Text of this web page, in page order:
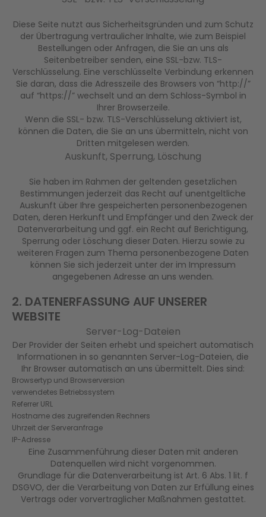
Diese Seite nutzt aus Sicherheitsgründen und zum Schutz
der Übertragung vertraulicher Inhalte, wie zum Beispiel
Bestellungen oder Anfragen, die Sie an uns als
Seitenbetreiber senden, eine SSL-bzw. TLS-
Verschlüsselung. Eine verschlüsselte Verbindung erkennen
Sie daran, dass die Adresszeile des Browsers von “http://”
auf “https://” wechselt und an dem Schloss-Symbol in
Ihrer Browserzeile.
Wenn die SSL- bzw. TLS-Verschlüsselung aktiviert ist,
können die Daten, die Sie an uns übermitteln, nicht von
Dritten mitgelesen werden.
Auskunft, Sperrung, Löschung
Sie haben im Rahmen der geltenden gesetzlichen
Bestimmungen jederzeit das Recht auf unentgeltliche
Auskunft über Ihre gespeicherten personenbezogenen
Daten, deren Herkunft und Empfänger und den Zweck der
Datenverarbeitung und ggf. ein Recht auf Berichtigung,
Sperrung oder Löschung dieser Daten. Hierzu sowie zu
weiteren Fragen zum Thema personenbezogene Daten
können Sie sich jederzeit unter der im Impressum
angegebenen Adresse an uns wenden.
2. DATENERFASSUNG AUF UNSERER
WEBSITE
Server-Log-Dateien
Der Provider der Seiten erhebt und speichert automatisch
Informationen in so genannten Server-Log-Dateien, die
Ihr Browser automatisch an uns übermittelt. Dies sind:
Browsertyp und Browserversion
verwendetes Betriebssystem
Referrer URL
Hostname des zugreifenden Rechners
Uhrzeit der Serveranfrage
IP-Adresse
Eine Zusammenführung dieser Daten mit anderen
Datenquellen wird nicht vorgenommen.
Grundlage für die Datenverarbeitung ist Art. 6 Abs. 1 lit. f
DSGVO, der die Verarbeitung von Daten zur Erfüllung eines
Vertrags oder vorvertraglicher Maßnahmen gestattet.